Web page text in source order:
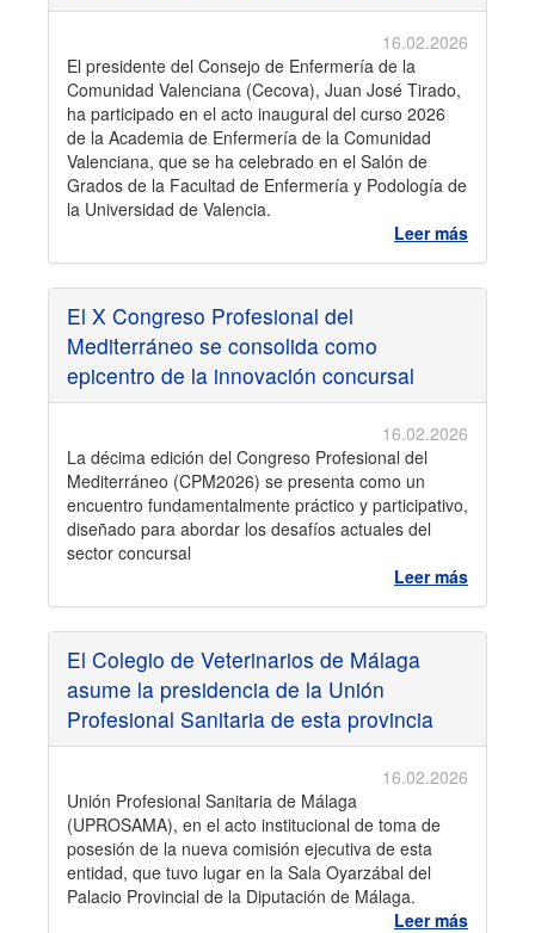
16.02.2026
El presidente del Consejo de Enfermería de la
Comunidad Valenciana (Cecova), Juan José Tirado,
ha participado en el acto inaugural del curso 2026
de la Academia de Enfermería de la Comunidad
Valenciana, que se ha celebrado en el Salón de
Grados de la Facultad de Enfermería y Podología de
la Universidad de Valencia.
Leer más
El X Congreso Profesional del
Mediterráneo se consolida como
epicentro de la innovación concursal
16.02.2026
La décima edición del Congreso Profesional del
Mediterráneo (CPM2026) se presenta como un
encuentro fundamentalmente práctico y participativo,
diseñado para abordar los desafíos actuales del
sector concursal
Leer más
El Colegio de Veterinarios de Málaga
asume la presidencia de la Unión
Profesional Sanitaria de esta provincia
16.02.2026
Unión Profesional Sanitaria de Málaga
(UPROSAMA), en el acto institucional de toma de
posesión de la nueva comisión ejecutiva de esta
entidad, que tuvo lugar en la Sala Oyarzábal del
Palacio Provincial de la Diputación de Málaga.
Leer más